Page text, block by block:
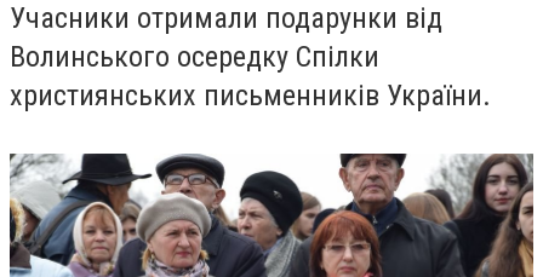
Учасники отримали подарунки від
Волинського осередку Спілки
християнських письменників України.